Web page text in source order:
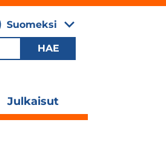
Suomeksi
Julkaisut